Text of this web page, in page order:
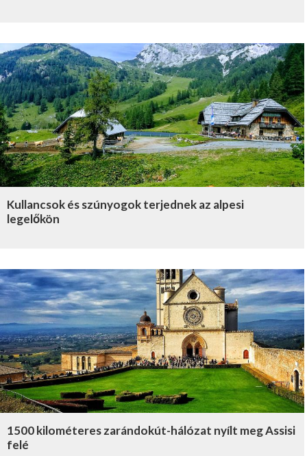
Kullancsok és szúnyogok terjednek az alpesi
legelőkön
1500 kilométeres zarándokút-hálózat nyílt meg Assisi
felé